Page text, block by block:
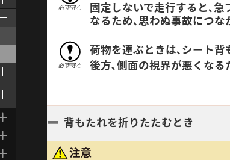
固定しないで走行すると､
なるため､思わぬ事故につな
荷物を運ぶときは､シート背
後方､側面の視界が悪くなる
背もたれを折りたたむとき